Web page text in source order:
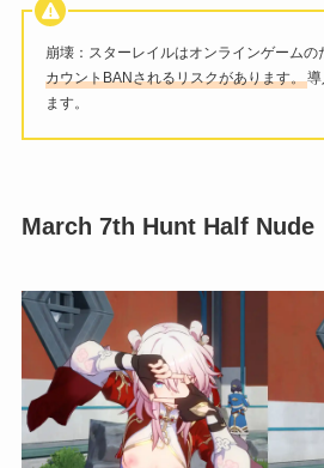
崩壊：スターレイルはオンラインゲームの
カウントBANされるリスクがあります。導
ます。
March 7th Hunt Half Nude